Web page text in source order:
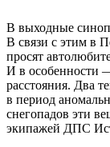
В выходные
В связи с этим в
просят
И в особенности —
расстояния. Два
в период
снегопадов эти
экипажей ДПС